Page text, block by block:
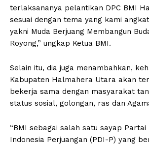
terlaksananya pelantikan DPC BMI
sesuai dengan tema yang kami
yakni Muda Berjuang Membangun
Royong,” ungkap Ketua BMI.
Selain itu, dia juga menambahkan,
Kabupaten Halmahera Utara akan
bekerja sama dengan masyarakat
status sosial, golongan, ras dan
“BMI sebagai salah satu sayap Partai
Indonesia Perjuangan (PDI-P) yang